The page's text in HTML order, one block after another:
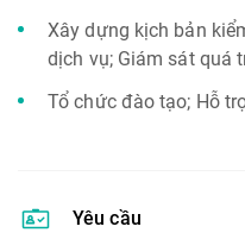
Xây dựng kịch bản
dịch vụ; Giám sát quá
Tổ chức đào tạo; Hỗ
Yêu cầu